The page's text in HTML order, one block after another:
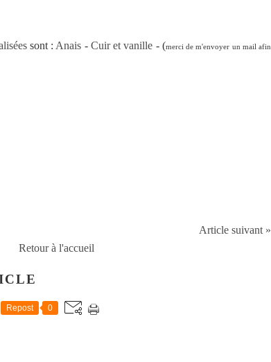
sont : Anais - Cuir et vanille - (merci de m'envoyer un mail afin
Article suivant »
Retour à l'accueil
Repost 0